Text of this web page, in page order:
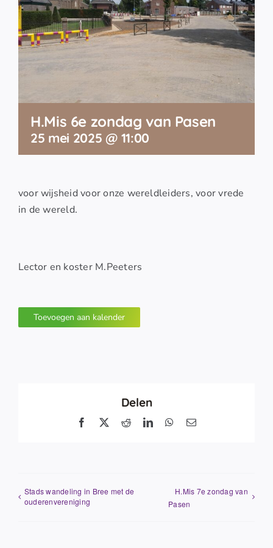
H.Mis 6e zondag van Pasen
25 mei 2025 @ 11:00
voor wijsheid voor onze wereldleiders, voor vrede
in de wereld.
Lector en koster M.Peeters
Toevoegen aan kalender
Delen
Facebook
X RedditLinkedInWhatsApp
E-
Stads wandeling in Bree met de
ouderenvereniging
H.Mis 7e zondag van
Pasen